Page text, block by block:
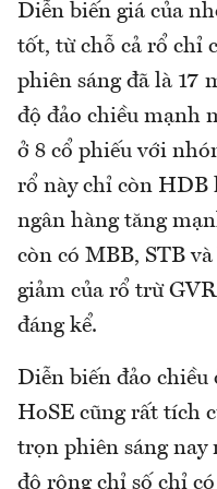
Diễn biến giá của
tốt, từ chỗ cả rổ chỉ
phiên sáng đã là 17
độ đảo chiều mạnh
ở 8 cổ phiếu với
rổ này chỉ còn HDB
ngân hàng tăng
còn có MBB, STB
giảm của rổ trừ
đáng kể.
Diễn biến đảo chiều
HoSE cũng rất tích
trọn phiên sáng nay
độ rộng chỉ số chỉ